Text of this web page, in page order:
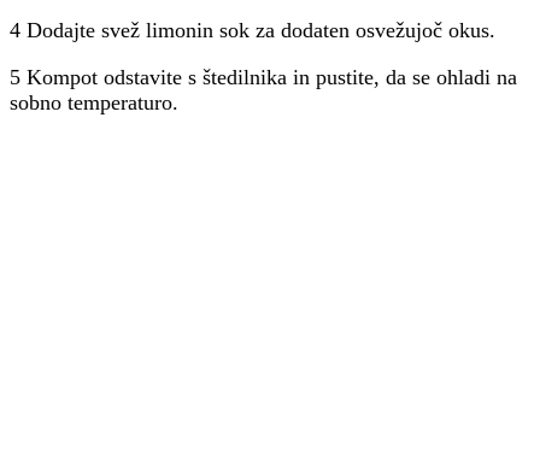
4 Dodajte svež limonin sok za dodaten osvežujoč okus.
5 Kompot odstavite s štedilnika in pustite, da se ohladi na
sobno temperaturo.